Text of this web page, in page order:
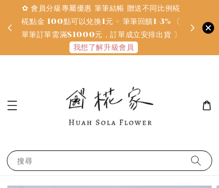
✿ 會員分級專屬優惠 筆筆結帳 贈送不同比例椛
椛點金 100點可以兌換1元 = 筆筆回饋1-3% 〔
單筆訂單需滿$1000元，訂單成立安排出貨 〕
我想了解升級會員
搜尋